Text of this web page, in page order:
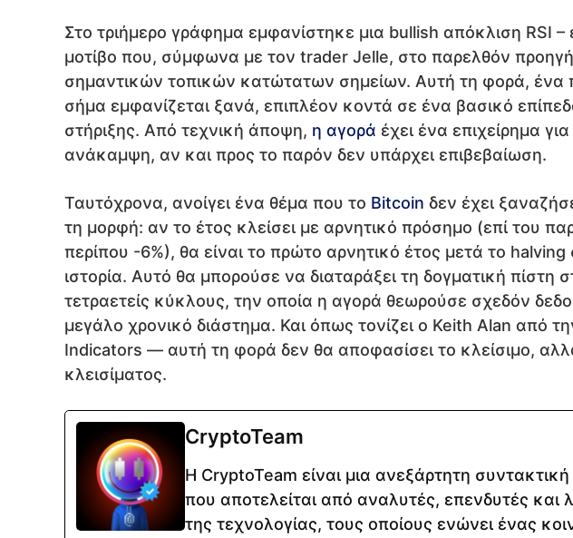
Στο τριήμερο γράφημα εμφανίστηκε μια bullish απόκλιση RSI –
μοτίβο που, σύμφωνα με τον trader Jelle, στο παρελθόν
σημαντικών τοπικών κατώτατων σημείων. Αυτή τη φορά, ένα
σήμα εμφανίζεται ξανά, επιπλέον κοντά σε ένα βασικό
στήριξης. Από τεχνική άποψη, η αγορά έχει ένα επιχείρημα για
ανάκαμψη, αν και προς το παρόν δεν υπάρχει επιβεβαίωση.
Ταυτόχρονα, ανοίγει ένα θέμα που το Bitcoin δεν έχει
τη μορφή: αν το έτος κλείσει με αρνητικό πρόσημο (επί του
περίπου -6%), θα είναι το πρώτο αρνητικό έτος μετά το halving
ιστορία. Αυτό θα μπορούσε να διαταράξει τη δογματική πίστη
τετραετείς κύκλους, την οποία η αγορά θεωρούσε σχεδόν
μεγάλο χρονικό διάστημα. Και όπως τονίζει ο Keith Alan από
Indicators — αυτή τη φορά δεν θα αποφασίσει το κλείσιμο,
κλεισίματος.
CryptoTeam
Η CryptoTeam είναι μια ανεξάρτητη
που αποτελείται από αναλυτές, επενδυτές και
της τεχνολογίας, τους οποίους ενώνει ένας